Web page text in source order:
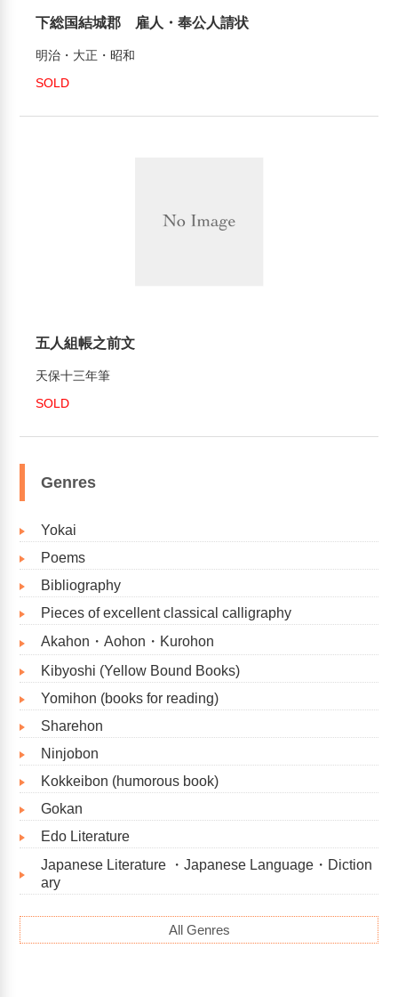
下総国結城郡 雇人・奉公人請状
明治・大正・昭和
SOLD
五人組帳之前文
天保十三年筆
SOLD
Genres
Yokai
Poems
Bibliography​
Pieces of excellent classical calligraphy
Akahon・Aohon・Kurohon
Kibyoshi (Yellow Bound Books)
Yomihon (books for reading)
Sharehon
Ninjobon
Kokkeibon (humorous book)
Gokan
Edo Literature
Japanese Literature ・Japanese Language・Diction
ary
All Genres